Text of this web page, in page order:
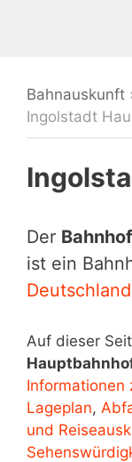
Bahnauskunft
Ingolstadt
Der
ist ein
Deutschland
Auf dieser
Informationen
Lageplan,
und